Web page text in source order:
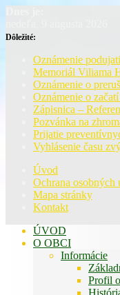
Dôležité:
Oznámenie
Memoriál Viliama
Oznámenie o
Oznámenie o
Zápisnica –
Pozvánka na
Prijatie
Vyhlásenie času
Úvod
Ochrana osobných
Mapa stránky
Kontakt
ÚVOD
O OBCI
Informácie
Profil